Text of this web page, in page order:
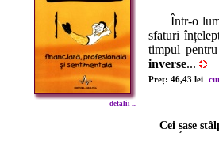
detalii ...
Într-o lume
sfaturi
timpul
inverse...
Preț: 46,43 lei
Cei șase